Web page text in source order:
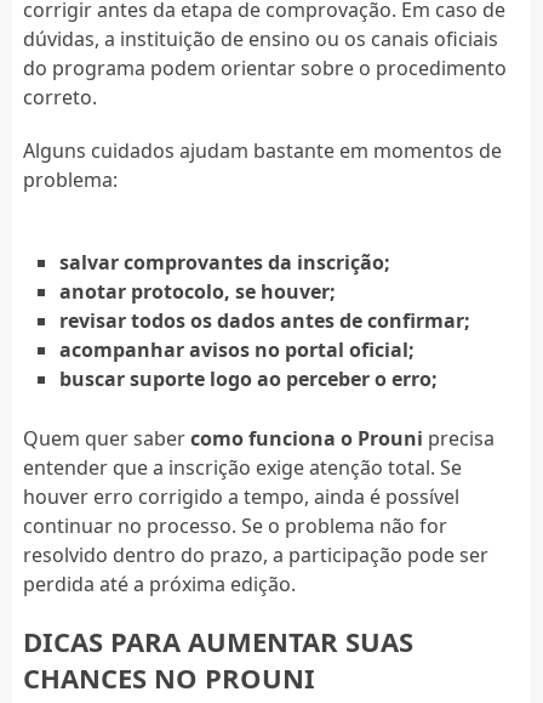
corrigir antes da etapa de comprovação. Em caso de
dúvidas, a instituição de ensino ou os canais oficiais
do programa podem orientar sobre o procedimento
correto.
Alguns cuidados ajudam bastante em momentos de
problema:
salvar comprovantes da inscrição;
anotar protocolo, se houver;
revisar todos os dados antes de confirmar;
acompanhar avisos no portal oficial;
buscar suporte logo ao perceber o erro;
Quem quer sabercomo funciona o Prouni precisa
entender que a inscrição exige atenção total. Se
houver erro corrigido a tempo, ainda é possível
continuar no processo. Se o problema não for
resolvido dentro do prazo, a participação pode ser
perdida até a próxima edição.
DICAS PARA AUMENTAR SUAS
CHANCES NO PROUNI